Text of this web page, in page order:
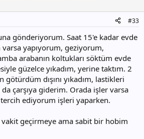
#33
gönderiyorum. Saat 15'e kadar evde
yapıyorum, geziyorum,
arabanın koltukları söktüm evde
güzelce yıkadım, yerine taktım. 2
dışını yıkadım, lastikleri
çarşıya giderim. Orada işler varsa
ediyorum işleri yaparken.
vakit geçirmeye ama sabit bir hobim